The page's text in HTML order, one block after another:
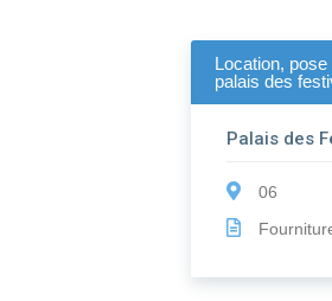
Location,
palais des
Palais des
06